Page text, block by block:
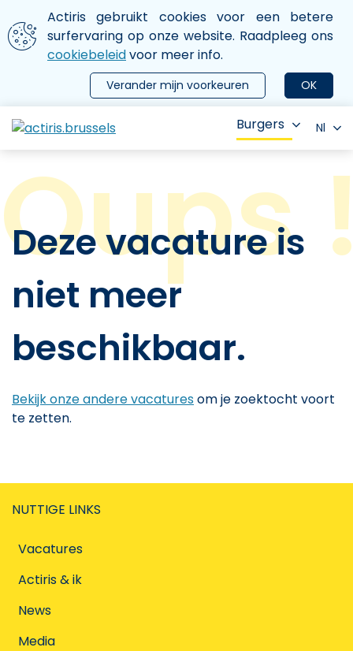
Aller au contenu principal
We gebruiken cookies
Actiris gebruikt cookies voor een betere
surfervaring op onze website. Raadpleeg ons
cookiebeleidvoor meer info.
OK
Verander mijn voorkeuren
le menu
Burgers Nl
Deze vacature is
niet meer
beschikbaar.
Bekijk onze andere vacaturesom je zoektocht voort
te zetten.
NUTTIGE LINKS
Vacatures
Actiris & ik
News
Media